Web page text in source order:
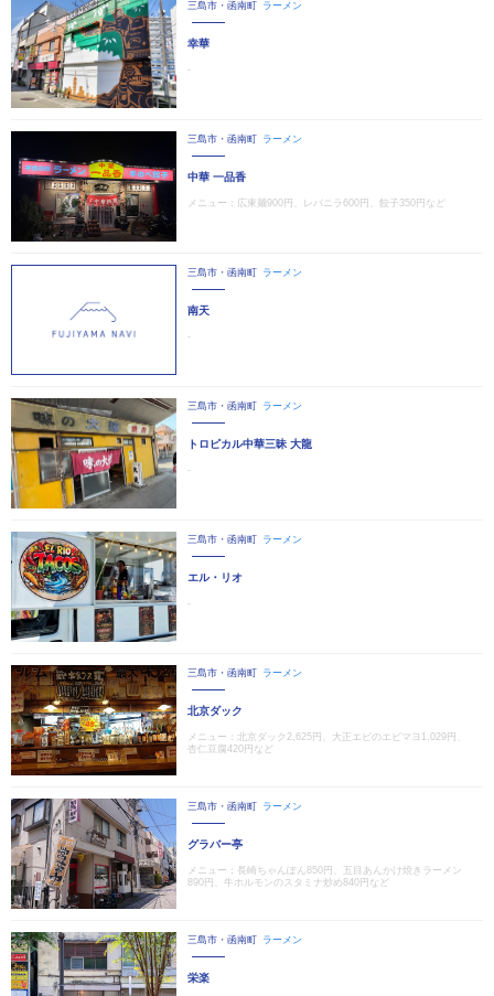
三島市・函南町 ラーメン
幸華
‐
三島市・函南町 ラーメン
中華 一品香
メニュー：広東麺900円、レバニラ600円、餃子350円など
三島市・函南町 ラーメン
南天
‐
三島市・函南町 ラーメン
トロピカル中華三昧 大龍
‐
三島市・函南町 ラーメン
エル・リオ
‐
三島市・函南町 ラーメン
北京ダック
メニュー：北京ダック2,625円、大正エビのエビマヨ1,029円、
杏仁豆腐420円など
三島市・函南町 ラーメン
グラバー亭
メニュー：長崎ちゃんぽん850円、五目あんかけ焼きラーメン
890円、牛ホルモンのスタミナ炒め840円など
三島市・函南町 ラーメン
栄楽